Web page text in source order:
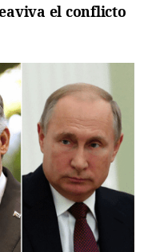
el conflicto